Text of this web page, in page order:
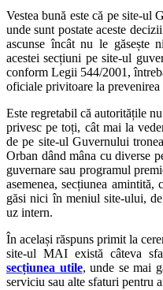
îl informează pe deplin pe
cu privire la măsurile luate
Aceasta trebuie, de
Consiliului Europei şi asupra
fi în vigoare şi de la care
aplicabile.
Vestea bună este că pe site-ul
unde sunt postate aceste
ascunse încât nu le găsește
acestei secțiuni pe site-ul
conform Legii 544/2001,
oficiale privitoare la
Este regretabil că autoritățile
privesc pe toți, cât mai la
de pe site-ul Guvernului
Orban dând mâna cu diverse
guvernare sau programul
asemenea, secțiunea amintită,
găsi nici în meniul site-ului,
uz intern.
În același răspuns primit la
site-ul MAI există câteva
secțiunea utile, unde se mai
serviciu sau alte sfaturi pentru